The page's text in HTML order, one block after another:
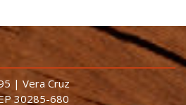
| Vera Cruz
30285-680